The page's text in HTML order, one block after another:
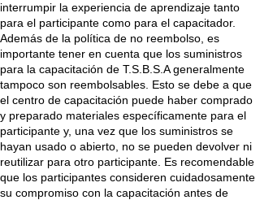
interrumpir la experiencia de aprendizaje tanto
para el participante como para el capacitador.
Además de la política de no reembolso, es
importante tener en cuenta que los suministros
para la capacitación de T.S.B.S.A generalmente
tampoco son reembolsables. Esto se debe a que
el centro de capacitación puede haber comprado
y preparado materiales específicamente para el
participante y, una vez que los suministros se
hayan usado o abierto, no se pueden devolver ni
reutilizar para otro participante. Es recomendable
que los participantes consideren cuidadosamente
su compromiso con la capacitación antes de